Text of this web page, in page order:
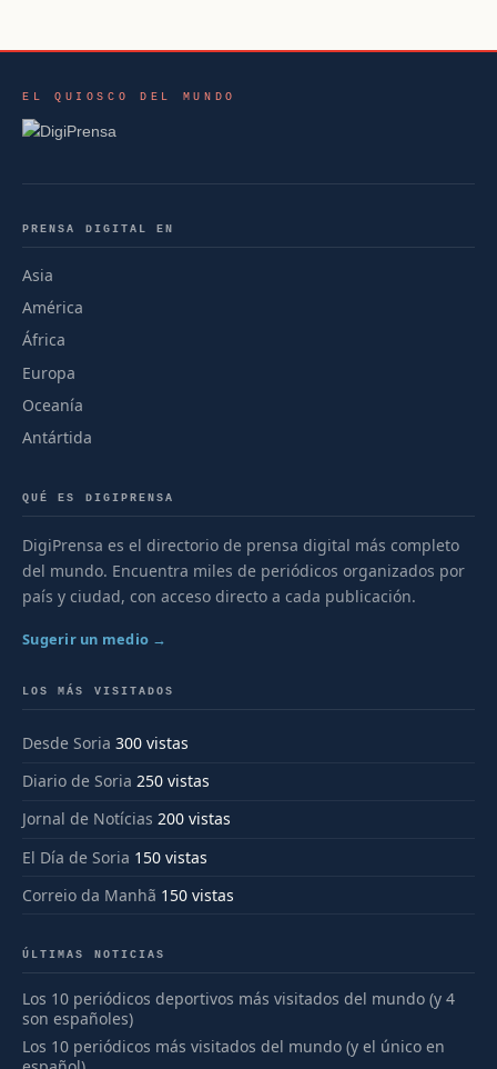
EL QUIOSCO DEL MUNDO
PRENSA DIGITAL EN
Asia
América
África
Europa
Oceanía
Antártida
QUÉ ES DIGIPRENSA
DigiPrensa es el directorio de prensa digital más completo
del mundo. Encuentra miles de periódicos organizados por
país y ciudad, con acceso directo a cada publicación.
Sugerir un medio →
LOS MÁS VISITADOS
Desde Soria 300 vistas
Diario de Soria 250 vistas
Jornal de Notícias 200 vistas
El Día de Soria 150 vistas
Correio da Manhã 150 vistas
ÚLTIMAS NOTICIAS
Los 10 periódicos deportivos más visitados del mundo (y 4
son españoles)
Los 10 periódicos más visitados del mundo (y el único en